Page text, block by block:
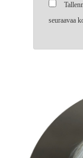
seuraavaa